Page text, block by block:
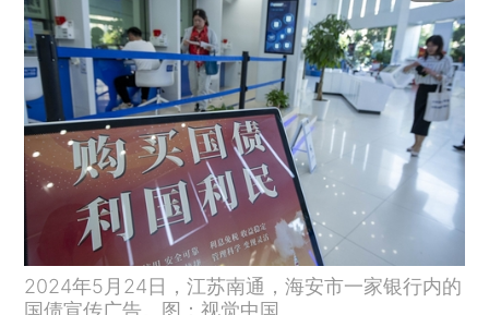
2024年5月24日，江苏南通，海安市一家银行内的
国债宣传广告。图：视觉中国